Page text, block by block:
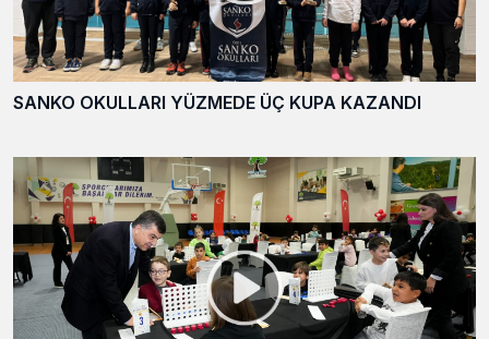
SANKO OKULLARI YÜZMEDE ÜÇ KUPA KAZANDI